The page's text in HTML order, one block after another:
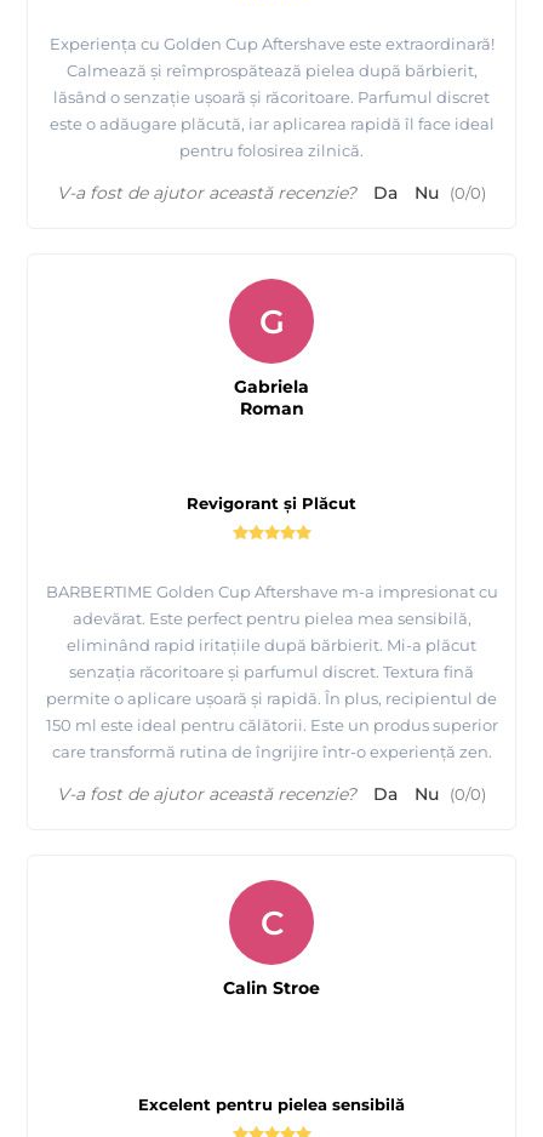
Experiența cu Golden Cup Aftershave este extraordinară!
Calmează și reîmprospătează pielea după bărbierit,
lăsând o senzație ușoară și răcoritoare. Parfumul discret
este o adăugare plăcută, iar aplicarea rapidă îl face ideal
pentru folosirea zilnică.
V-a fost de ajutor această recenzie? Da Nu (0/0)
Revigorant și Plăcut
BARBERTIME Golden Cup Aftershave m-a impresionat cu
adevărat. Este perfect pentru pielea mea sensibilă,
eliminând rapid iritațiile după bărbierit. Mi-a plăcut
senzația răcoritoare și parfumul discret. Textura fină
permite o aplicare ușoară și rapidă. În plus, recipientul de
150 ml este ideal pentru călătorii. Este un produs superior
care transformă rutina de îngrijire într-o experiență zen.
G
Gabriela
Roman
V-a fost de ajutor această recenzie? Da Nu (0/0)
Excelent pentru pielea sensibilă
C
Calin Stroe